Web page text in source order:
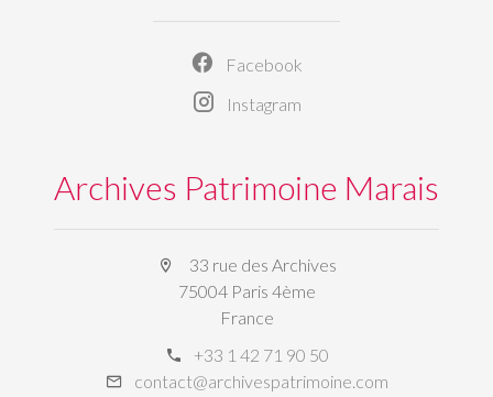
Facebook
Instagram
Archives Patrimoine Marais
33 rue des Archives
75004 Paris 4ème
France
+33 1 42 71 90 50
contact@archivespatrimoine.com